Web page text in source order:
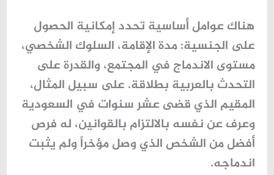
هناك عوامل أساسية تحدد إمكانية الحصول
على الجنسية: مدة الإقامة، السلوك الشخصي،
مستوى الاندماج في المجتمع، والقدرة على
التحدث بالعربية بطلاقة. على سبيل المثال،
المقيم الذي قضى عشر سنوات في السعودية
وعرف عن نفسه بالالتزام بالقوانين، له فرص
أفضل من الشخص الذي وصل مؤخراً ولم يثبت
اندماجه.